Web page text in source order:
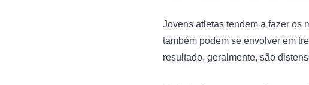
Jovens atletas tendem a fazer os
também podem se envolver em
resultado, geralmente, são